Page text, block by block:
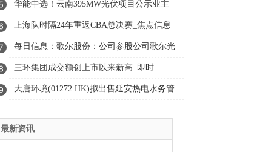
油焦报价上调
华能中选！云南395MW光伏项目公示业主
上海队时隔24年重返CBA总决赛_焦点信息
每日信息：歌尔股份：公司参股公司歌尔光
学从事光波导产品的研发制造
三环集团成交额创上市以来新高_即时
大唐环境(01272.HK)拟出售延安热电水务管
最新资讯